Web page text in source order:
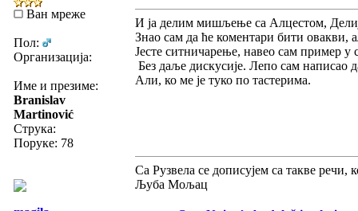
Ван мреже
Пол:
Организација:
Име и презиме:
Branislav
Martinović
Струка:
Поруке: 78
И ја делим мишљење са Алцестом,
Знао сам да ће коментари бити
Јесте ситничарење, навео сам пример
Без даље дискусије. Лепо сам написао
Али, ко ме је туко по тастерима.
Са Рузвела се дописујем са такве
Љуба Мољац